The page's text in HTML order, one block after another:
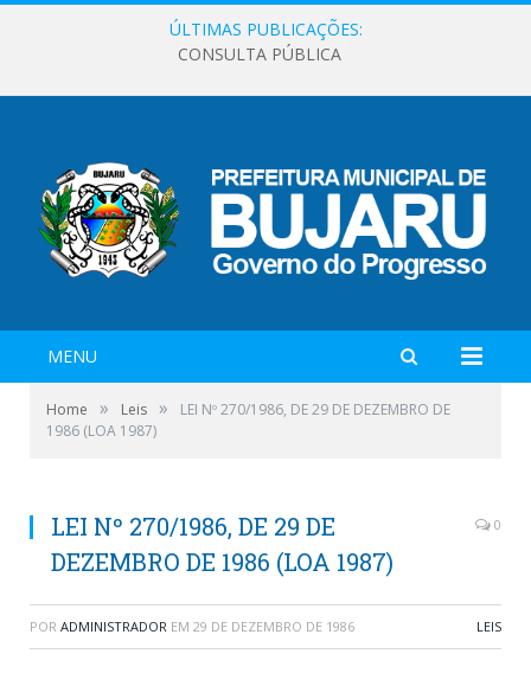
ÚLTIMAS PUBLICAÇÕES:
CONSULTA PÚBLICA
MENU
Home » Leis »
LEI Nº 270/1986, DE 29 DE DEZEMBRO DE
1986 (LOA 1987)
LEI Nº 270/1986, DE 29 DE
DEZEMBRO DE 1986 (LOA 1987)
0
POR ADMINISTRADOR EM 29 DE DEZEMBRO DE 1986 LEIS